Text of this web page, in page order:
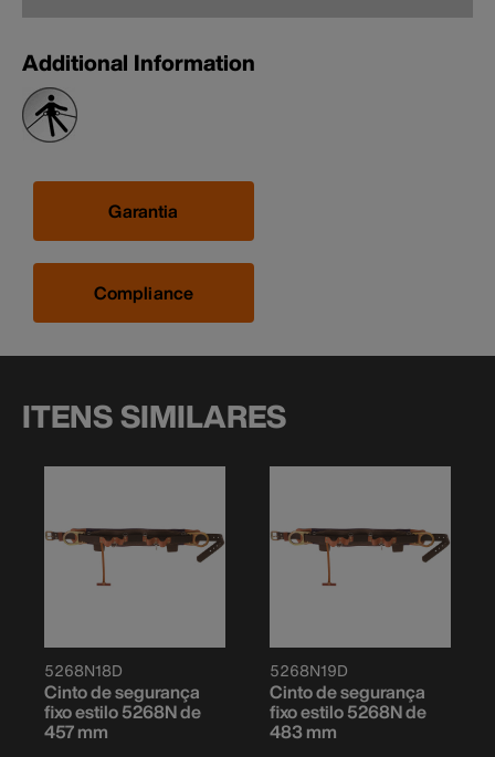
Additional Information
Garantia
Compliance
ITENS SIMILARES
5268N18D
Cinto de segurança
fixo estilo 5268N de
457 mm
5268N19D
Cinto de segurança
fixo estilo 5268N de
483 mm